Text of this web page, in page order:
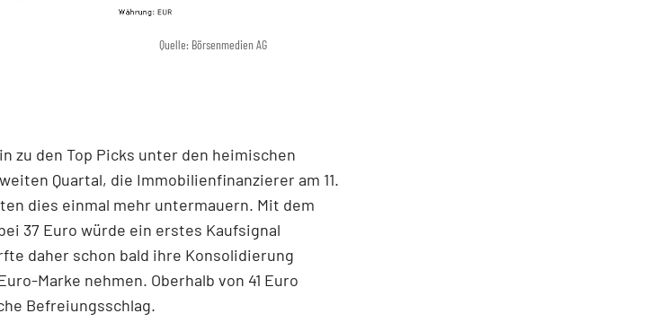
Quelle: Börsenmedien AG
zu den Top Picks unter den heimischen
Quartal, die Immobilienfinanzierer am 11.
dies einmal mehr untermauern. Mit dem
37 Euro würde ein erstes Kaufsignal
daher schon bald ihre Konsolidierung
Marke nehmen. Oberhalb von 41 Euro
Befreiungsschlag.